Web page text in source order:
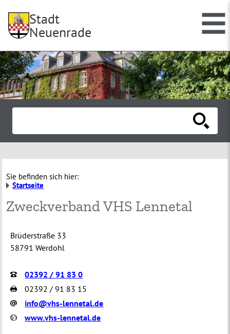
Stadt
Neuenrade
Sie befinden sich hier:
Startseite
Zweckverband VHS Lennetal
Brüderstraße 33
58791 Werdohl
02392 / 91 83 0
02392 / 91 83 15
info@vhs-lennetal.de
www.vhs-lennetal.de